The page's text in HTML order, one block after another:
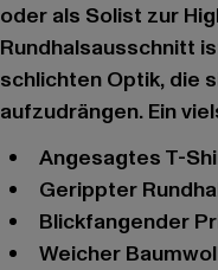
oder als Solist zur
Rundhalsausschnitt
schlichten Optik, die
aufzudrängen. Ein
Angesagtes T-
Gerippter
Blickfangender
Weicher